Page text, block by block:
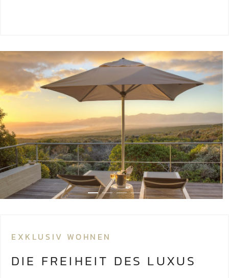
EXKLUSIV WOHNEN
DIE FREIHEIT DES LUXUS